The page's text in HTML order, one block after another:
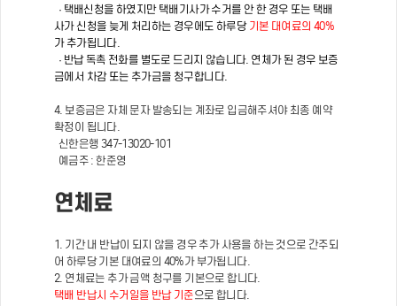
· 택배신청을 하였지만 택배기사가 수거를 안 한 경우 또는 택배
사가 신청을 늦게 처리하는 경우에도 하루당 기본 대여료의 40%
가 추가됩니다.
· 반납 독촉 전화를 별도로 드리지 않습니다. 연체가 된 경우 보증
금에서 차감 또는 추가금을 청구합니다.
4. 보증금은 자체 문자 발송되는 계좌로 입금해주셔야 최종 예약
확정이 됩니다.
신한은행 347-13020-101
예금주 : 한준영
연체료
1. 기간 내 반납이 되지 않을 경우 추가 사용을 하는 것으로 간주되
어 하루당 기본 대여료의 40%가 부가됩니다.
2. 연체료는 추가 금액 청구를 기본으로 합니다.
택배 반납시 수거일을 반납 기준으로 합니다.